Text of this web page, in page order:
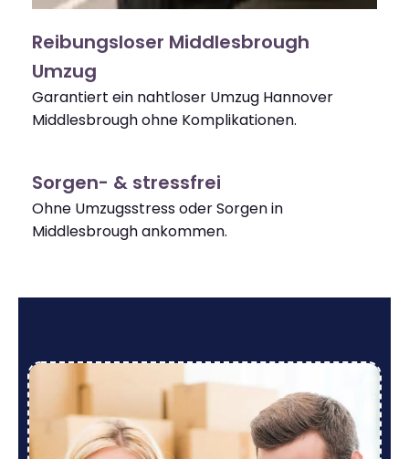
Reibungsloser Middlesbrough
Umzug
Garantiert ein nahtloser Umzug Hannover
Middlesbrough ohne Komplikationen.
Sorgen- & stressfrei
Ohne Umzugsstress oder Sorgen in
Middlesbrough ankommen.